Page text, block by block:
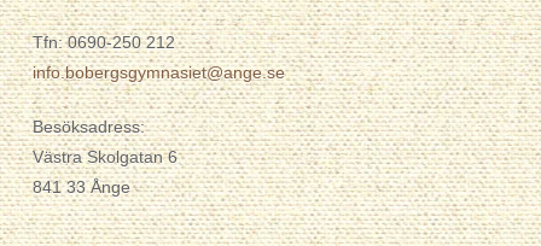
Tfn: 0690-250 212
info.bobergsgymnasiet@ange.se
Besöksadress:
Västra Skolgatan 6
841 33 Ånge